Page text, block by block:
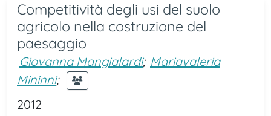
Competitività degli usi del suolo
agricolo nella costruzione del
paesaggio
Giovanna Mangialardi; Mariavaleria
Mininni;
2012